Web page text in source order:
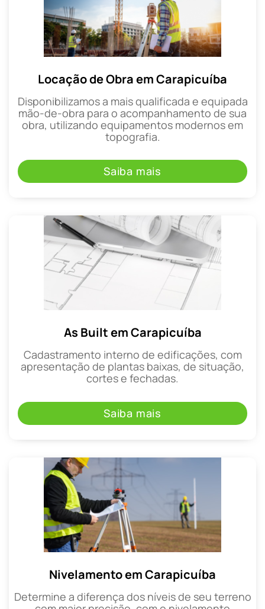
Locação de Obra em Carapicuíba
Disponibilizamos a mais qualificada e equipada
mão-de-obra para o acompanhamento de sua
obra, utilizando equipamentos modernos em
topografia.
Saiba mais
As Built em Carapicuíba
Cadastramento interno de edificações, com
apresentação de plantas baixas, de situação,
cortes e fechadas.
Saiba mais
Nivelamento em Carapicuíba
Determine a diferença dos níveis de seu terreno